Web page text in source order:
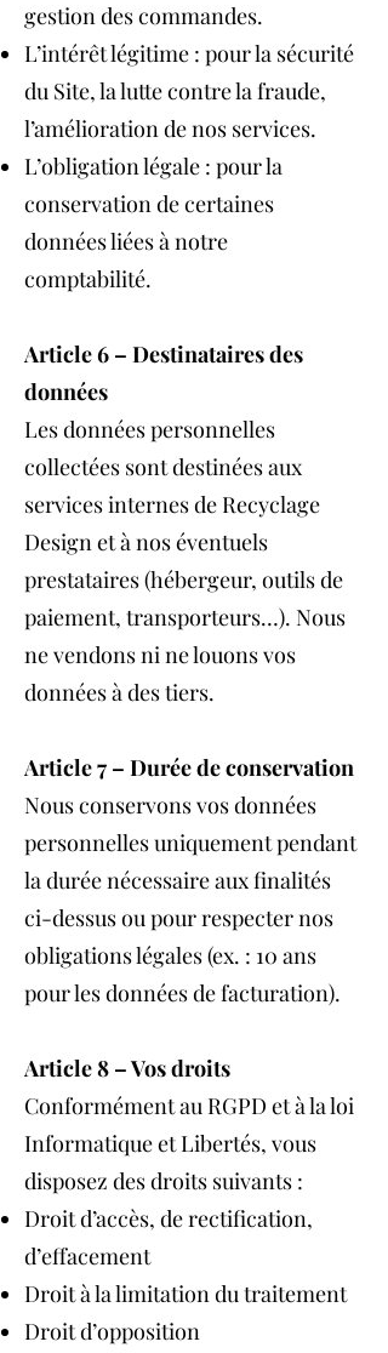
gestion des commandes.
L’intérêt légitime : pour la sécurité
du Site, la lutte contre la fraude,
l’amélioration de nos services.
L’obligation légale : pour la
conservation de certaines
données liées à notre
comptabilité.
Article 6 – Destinataires des
données
Les données personnelles
collectées sont destinées aux
services internes de Recyclage
Design et à nos éventuels
prestataires (hébergeur, outils de
paiement, transporteurs…). Nous
ne vendons ni ne louons vos
données à des tiers.
Article 7 – Durée de conservation
Nous conservons vos données
personnelles uniquement pendant
la durée nécessaire aux finalités
ci-dessus ou pour respecter nos
obligations légales (ex. : 10 ans
pour les données de facturation).
Article 8 – Vos droits
Conformément au RGPD et à la loi
Informatique et Libertés, vous
disposez des droits suivants :
Droit d’accès, de rectification,
d’effacement
Droit à la limitation du traitement
Droit d’opposition